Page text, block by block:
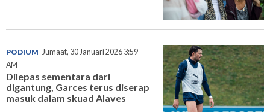
PODIUM Jumaat, 30 Januari 2026 3:59
AM
Dilepas sementara dari
digantung, Garces terus diserap
masuk dalam skuad Alaves